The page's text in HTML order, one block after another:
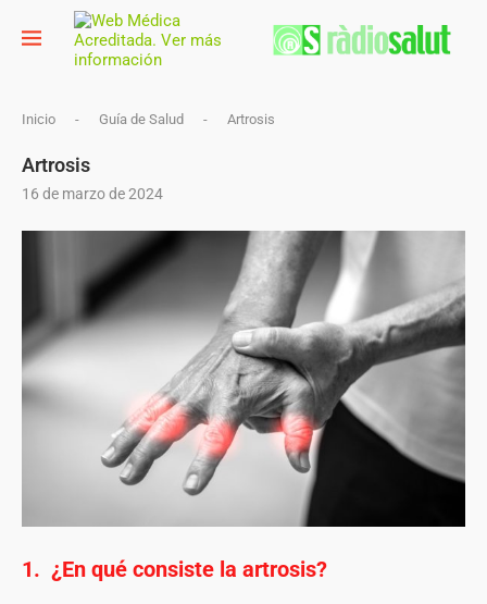
Inicio - Guía de Salud - Artrosis
Artrosis
16 de marzo de 2024
1. ¿En qué consiste la artrosis?